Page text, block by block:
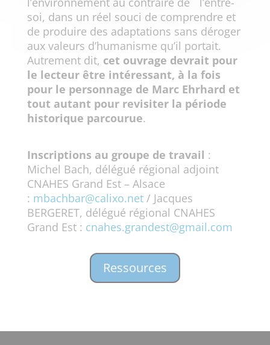
soi, dans un réel souci de comprendre et
de produire des adaptations sans déroger
aux valeurs d’humanisme qu’il portait.
Autrement dit, cet ouvrage devrait pour
le lecteur être intéressant, à la fois
pour le personnage de Marc Ehrhard et
tout autant pour revisiter la période
historique parcourue.
Inscriptions au groupe de travail :
Michel Bach, délégué régional adjoint
CNAHES Grand Est – Alsace
: mbachbar@calixo.net/ Jacques
BERGERET, délégué régional CNAHES
Grand Est : cnahes.grandest@gmail.com
Ressources